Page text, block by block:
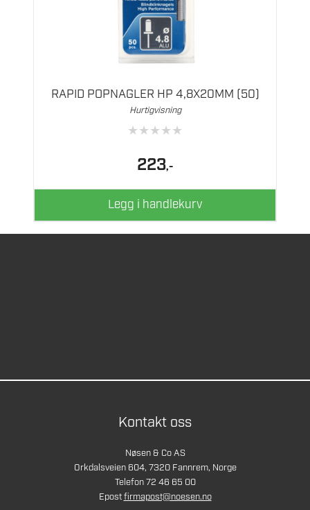
RAPID POPNAGLER HP 4,8X20MM (50)
Hurtigvisning
★★★★★
223,-
Legg i handlekurv
Kontakt oss
Nøsen & Co AS
Orkdalsveien 604, 7320 Fannrem, Norge
Telefon 72 46 65 00
Epostfirmapost@noesen.no